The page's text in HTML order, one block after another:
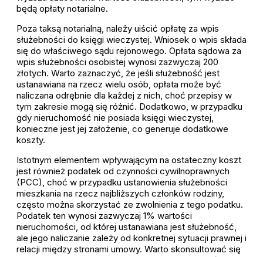
będą opłaty notarialne.
Poza taksą notarialną, należy uiścić opłatę za wpis
służebności do księgi wieczystej. Wniosek o wpis składa
się do właściwego sądu rejonowego. Opłata sądowa za
wpis służebności osobistej wynosi zazwyczaj 200
złotych. Warto zaznaczyć, że jeśli służebność jest
ustanawiana na rzecz wielu osób, opłata może być
naliczana odrębnie dla każdej z nich, choć przepisy w
tym zakresie mogą się różnić. Dodatkowo, w przypadku
gdy nieruchomość nie posiada księgi wieczystej,
konieczne jest jej założenie, co generuje dodatkowe
koszty.
Istotnym elementem wpływającym na ostateczny koszt
jest również podatek od czynności cywilnoprawnych
(PCC), choć w przypadku ustanowienia służebności
mieszkania na rzecz najbliższych członków rodziny,
często można skorzystać ze zwolnienia z tego podatku.
Podatek ten wynosi zazwyczaj 1% wartości
nieruchomości, od której ustanawiana jest służebność,
ale jego naliczanie zależy od konkretnej sytuacji prawnej i
relacji między stronami umowy. Warto skonsultować się